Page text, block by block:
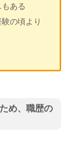
ある
の頃より
め、職歴の